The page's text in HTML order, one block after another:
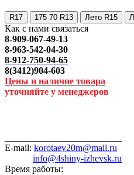
R17 175 70 R13 Лето R15
Как с нами связаться
8-909-067-49-13
8-963-542-04-30
8-912-750-94-65
8(3412)904-603
Цены и наличие товара
уточняйте у менеджеров
E-mail: korotaev20m@mail.ru
info@4shiny-izhevsk.ru
Время работы: